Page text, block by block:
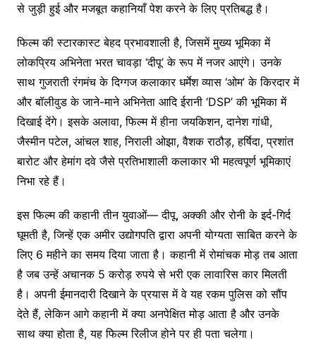
से जुड़ी हुई और मजबूत कहानियाँ पेश करने के लिए प्रतिबद्ध है।
फिल्म की स्टारकास्ट बेहद प्रभावशाली है, जिसमें मुख्य भूमिका में
लोकप्रिय अभिनेता भरत चावड़ा ‘दीपू’ के रूप में नजर आएंगे। उनके
साथ गुजराती रंगमंच के दिग्गज कलाकार धर्मेश व्यास ‘ओम’ के किरदार में
और बॉलीवुड के जाने-माने अभिनेता आदि ईरानी ‘DSP’ की भूमिका में
दिखाई देंगे। इसके अलावा, फिल्म में हीना जयकिशन, दानेश गांधी,
जैस्मीन पटेल, आंचल शाह, निराली ओझा, वैशक राठौड़, हर्षिदा, प्रशांत
बारोट और हेमांग दवे जैसे प्रतिभाशाली कलाकार भी महत्वपूर्ण भूमिकाएं
निभा रहे हैं।
इस फिल्म की कहानी तीन युवाओं— दीपू, अक्की और रोनी के इर्द-गिर्द
घूमती है, जिन्हें एक अमीर उद्योगपति द्वारा अपनी योग्यता साबित करने के
लिए 6 महीने का समय दिया जाता है। कहानी में रोमांचक मोड़ तब आता
है जब उन्हें अचानक 5 करोड़ रुपये से भरी एक लावारिस कार मिलती
है। अपनी ईमानदारी दिखाने के प्रयास में वे यह रकम पुलिस को सौंप
देते हैं, लेकिन आगे कहानी में क्या अनपेक्षित मोड़ आता है और उनके
साथ क्या होता है, यह फिल्म रिलीज होने पर ही पता चलेगा।